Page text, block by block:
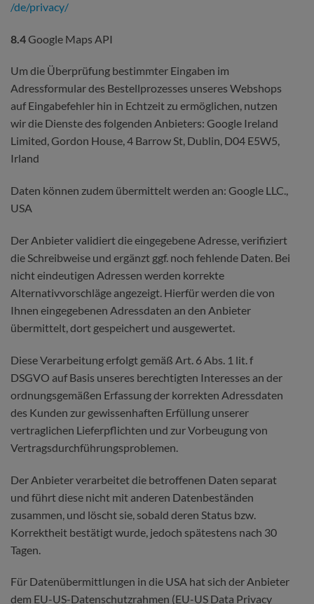
/de/privacy/
8.4Google Maps API
Um die Überprüfung bestimmter Eingaben im
Adressformular des Bestellprozesses unseres Webshops
auf Eingabefehler hin in Echtzeit zu ermöglichen, nutzen
wir die Dienste des folgenden Anbieters: Google Ireland
Limited, Gordon House, 4 Barrow St, Dublin, D04 E5W5,
Irland
Daten können zudem übermittelt werden an: Google LLC.,
USA
Der Anbieter validiert die eingegebene Adresse, verifiziert
die Schreibweise und ergänzt ggf. noch fehlende Daten. Bei
nicht eindeutigen Adressen werden korrekte
Alternativvorschläge angezeigt. Hierfür werden die von
Ihnen eingegebenen Adressdaten an den Anbieter
übermittelt, dort gespeichert und ausgewertet.
Diese Verarbeitung erfolgt gemäß Art. 6 Abs. 1 lit. f
DSGVO auf Basis unseres berechtigten Interesses an der
ordnungsgemäßen Erfassung der korrekten Adressdaten
des Kunden zur gewissenhaften Erfüllung unserer
vertraglichen Lieferpflichten und zur Vorbeugung von
Vertragsdurchführungsproblemen.
Der Anbieter verarbeitet die betroffenen Daten separat
und führt diese nicht mit anderen Datenbeständen
zusammen, und löscht sie, sobald deren Status bzw.
Korrektheit bestätigt wurde, jedoch spätestens nach 30
Tagen.
Für Datenübermittlungen in die USA hat sich der Anbieter
dem EU-US-Datenschutzrahmen (EU-US Data Privacy